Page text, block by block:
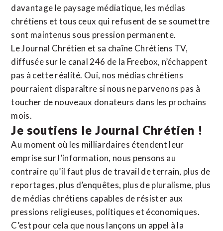
davantage le paysage médiatique, les médias
chrétiens et tous ceux qui refusent de se soumettre
sont maintenus sous pression permanente.
Le Journal Chrétien et sa chaîne Chrétiens TV,
diffusée sur le canal 246 de la Freebox, n’échappent
pas à cette réalité. Oui, nos médias chrétiens
pourraient disparaître si nous ne parvenons pas à
toucher de nouveaux donateurs dans les prochains
mois.
Je soutiens le Journal Chrétien !
Au moment où les milliardaires étendent leur
emprise sur l’information, nous pensons au
contraire qu’il faut plus de travail de terrain, plus de
reportages, plus d’enquêtes, plus de pluralisme, plus
de médias chrétiens capables de résister aux
pressions religieuses, politiques et économiques.
C’est pour cela que nous lançons un appel à la